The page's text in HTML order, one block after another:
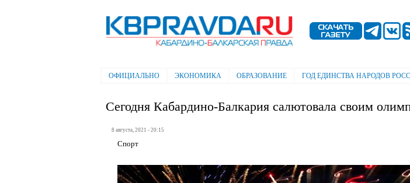
содержанию
Электронная газета "Кабардино-
Балкарская правда"
Главное меню
ОФИЦИАЛЬНО ЭКОНОМИКА ОБРАЗОВАНИЕ ГОД ЕДИНСТВА НАРОДОВ
Сегодня Кабардино-Балкария салютовала своим
8 августа, 2021 - 20:15
Спорт